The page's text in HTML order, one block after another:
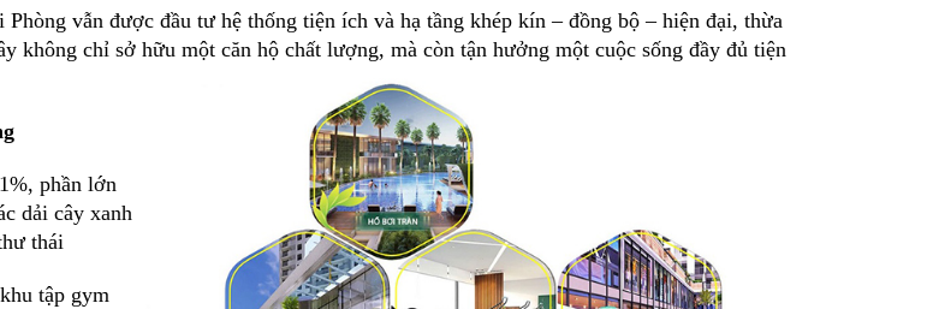
vẫn được đầu tư hệ thống tiện ích và hạ tầng khép kín – đồng bộ – hiện đại, thừa
không chỉ sở hữu một căn hộ chất lượng, mà còn tận hưởng một cuộc sống đầy đủ tiện
phần lớn
dải cây xanh
thái
tập gym